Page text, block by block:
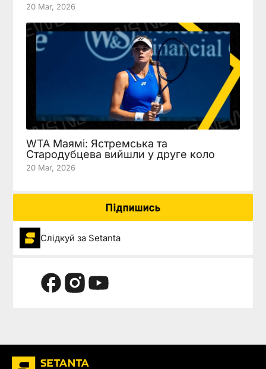
20 Mar, 2026
WTA Маямі: Ястремська та
Стародубцева вийшли у друге коло
20 Mar, 2026
Підпишись
Слідкуй за Setanta